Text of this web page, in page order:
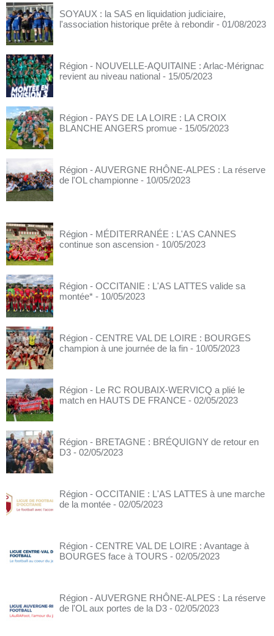
SOYAUX : la SAS en liquidation judiciaire,
l'association historique prête à rebondir - 01/08/2023
Région - NOUVELLE-AQUITAINE : Arlac-Mérignac
revient au niveau national - 15/05/2023
Région - PAYS DE LA LOIRE : LA CROIX
BLANCHE ANGERS promue - 15/05/2023
Région - AUVERGNE RHÔNE-ALPES : La réserve
de l'OL championne - 10/05/2023
Région - MÉDITERRANÉE : L'AS CANNES
continue son ascension - 10/05/2023
Région - OCCITANIE : L'AS LATTES valide sa
montée* - 10/05/2023
Région - CENTRE VAL DE LOIRE : BOURGES
champion à une journée de la fin - 10/05/2023
Région - Le RC ROUBAIX-WERVICQ a plié le
match en HAUTS DE FRANCE - 02/05/2023
Région - BRETAGNE : BRÉQUIGNY de retour en
D3 - 02/05/2023
Région - OCCITANIE : L'AS LATTES à une marche
de la montée - 02/05/2023
Région - CENTRE VAL DE LOIRE : Avantage à
BOURGES face à TOURS - 02/05/2023
Région - AUVERGNE RHÔNE-ALPES : La réserve
de l'OL aux portes de la D3 - 02/05/2023